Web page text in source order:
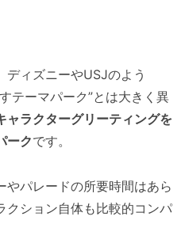
ディズニーやUSJのよう
テーマパーク”とは大きく異
ャラクターグリーティングを
ークです。
やパレードの所要時間はあら
クション自体も比較的コンパ